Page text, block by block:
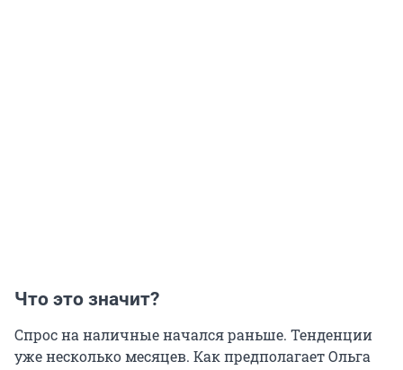
Что это значит?
Спрос на наличные начался раньше. Тенденции
уже несколько месяцев. Как предполагает Ольга